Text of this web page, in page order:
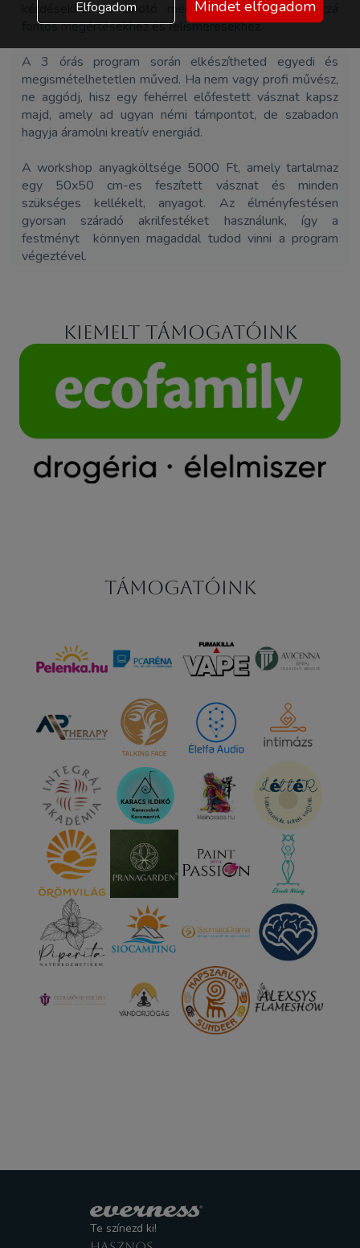
kérdésekkel és alkotó meditációval segítelek hozzá
fontos megértésekhez és felismerésekhez.
A 3 órás program során elkészítheted egyedi és
megismételhetetlen műved. Ha nem vagy profi művész,
ne aggódj, hisz egy fehérrel előfestett vásznat kapsz
majd, amely ad ugyan némi támpontot, de szabadon
hagyja áramolni kreatív energiád.
A workshop anyagköltsége 5000 Ft, amely tartalmaz
egy 50x50 cm-es feszí­tett vásznat és minden
szükséges kellékelt, anyagot. Az élményfestésen
gyorsan száradó akrilfestéket használunk, így a
festményt könnyen magaddal tudod vinni a program
végeztével.
Kiemelt támogatóink
Támogatóink
Te színezd ki!
Elfogadom Mindet elfogadom